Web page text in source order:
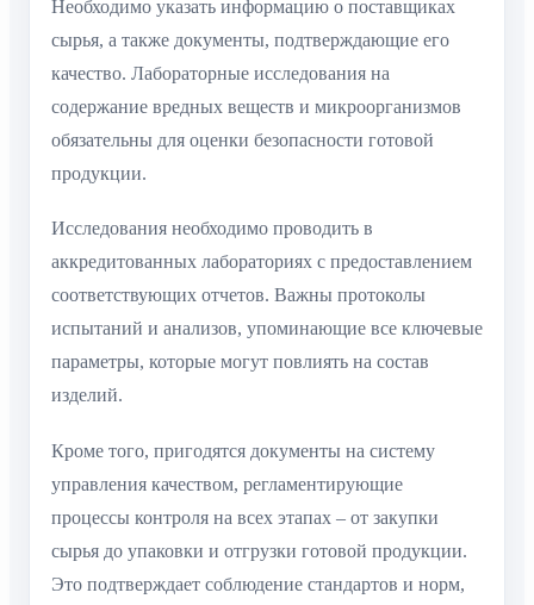
Необходимо указать информацию о поставщиках
сырья, а также документы, подтверждающие его
качество. Лабораторные исследования на
содержание вредных веществ и микроорганизмов
обязательны для оценки безопасности готовой
продукции.
Исследования необходимо проводить в
аккредитованных лабораториях с предоставлением
соответствующих отчетов. Важны протоколы
испытаний и анализов, упоминающие все ключевые
параметры, которые могут повлиять на состав
изделий.
Кроме того, пригодятся документы на систему
управления качеством, регламентирующие
процессы контроля на всех этапах – от закупки
сырья до упаковки и отгрузки готовой продукции.
Это подтверждает соблюдение стандартов и норм,